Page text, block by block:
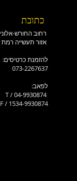
כתובת
:להזמנת כרטיסים
073-2267637
:לפאב
T / 04-9930874
F / 1534-9930874